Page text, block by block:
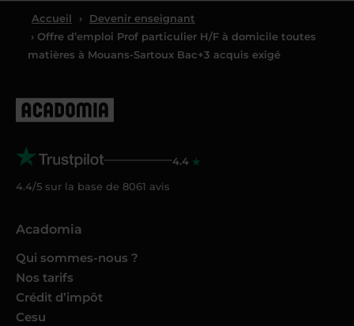
Accueil ›
Devenir enseignant
› Offre d’emploi Prof particulier H/F à domicile toutes
matières à Mouans-Sartoux Bac+3 acquis exigé
4.4
4.4/5 sur la base de 8061 avis
Acadomia
Qui sommes-nous ?
Nos tarifs
Crédit d’impôt
Cesu